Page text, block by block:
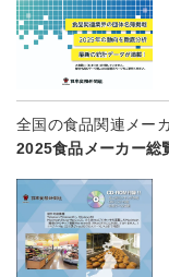
全国の食品関連メ
2025食品メーカー総